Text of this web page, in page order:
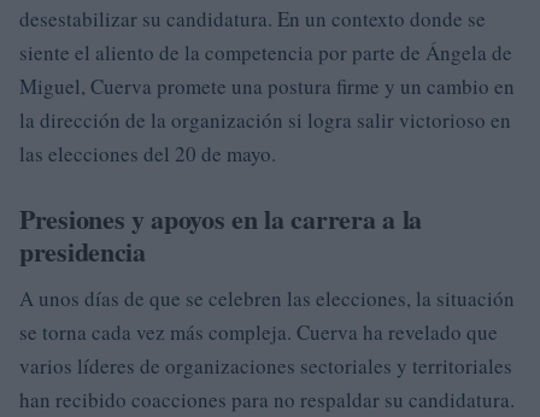
desestabilizar su candidatura. En un contexto donde se
siente el aliento de la competencia por parte de Ángela de
Miguel, Cuerva promete una postura firme y un cambio en
la dirección de la organización si logra salir victorioso en
las elecciones del 20 de mayo.
Presiones y apoyos en la carrera a la
presidencia
A unos días de que se celebren las elecciones, la situación
se torna cada vez más compleja. Cuerva ha revelado que
varios líderes de organizaciones sectoriales y territoriales
han recibido coacciones para no respaldar su candidatura.